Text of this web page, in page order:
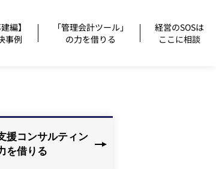
編】
事例
「管理会計ツール」
の力を借りる
経営のSOSは
ここに相談
援コンサルティン
を借りる